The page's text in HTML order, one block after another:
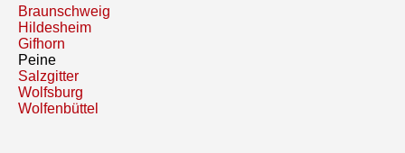
Braunschweig
Hildesheim
Gifhorn
Peine
Salzgitter
Wolfsburg
Wolfenbüttel